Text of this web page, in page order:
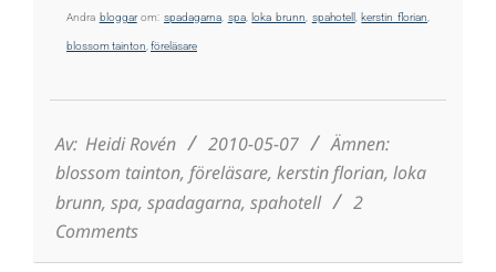
Andra bloggarom:spadagarna, spa,loka brunn, spahotell,kerstin florian,
blossom tainton,föreläsare
07
Av: Heidi Rovén 2010-05-07
Ämnen:
blossom tainton, föreläsare, kerstin florian, loka
brunn, spa, spadagarna, spahotell
2
Comments